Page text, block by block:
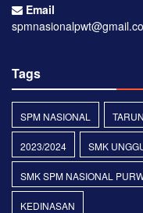
Email
Tags
SPM NASIONAL
2023/2024 SMK
SMK SPM NASIONAL
KEDINASAN